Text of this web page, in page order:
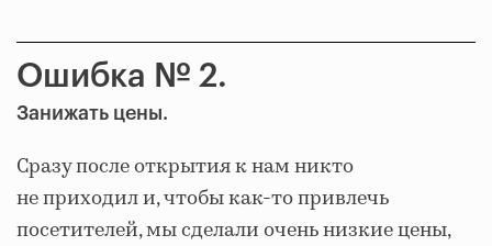
Ошибка № 2.
Занижать цены.
Сразу после открытия к нам никто
не приходил и, чтобы как-то привлечь
посетителей, мы сделали очень низкие цены,